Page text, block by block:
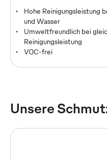
Hohe Reinigungsleistung
und Wasser
Umweltfreundlich bei
Reinigungsleistung
VOC-frei
Hohe Reinigungsleistung
und Wasser
Umweltfreundlich bei
Reinigungsleistung
VOC-frei
Unsere